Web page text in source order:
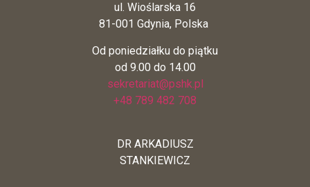
ul. Wioślarska 16
81-001 Gdynia, Polska
Od poniedziałku do piątku
od 9.00 do 14.00
sekretariat@pshk.pl
+48 789 482 708
DR ARKADIUSZ
STANKIEWICZ